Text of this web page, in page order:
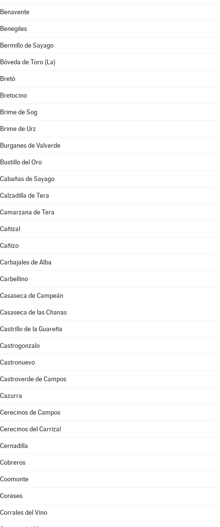
Benavente
Benegiles
Bermillo de Sayago
Bóveda de Toro (La)
Bretó
Bretocino
Brime de Sog
Brime de Urz
Burganes de Valverde
Bustillo del Oro
Cabañas de Sayago
Calzadilla de Tera
Camarzana de Tera
Cañizal
Cañizo
Carbajales de Alba
Carbellino
Casaseca de Campeán
Casaseca de las Chanas
Castrillo de la Guareña
Castrogonzalo
Castronuevo
Castroverde de Campos
Cazurra
Cerecinos de Campos
Cerecinos del Carrizal
Cernadilla
Cobreros
Coomonte
Coreses
Corrales del Vino